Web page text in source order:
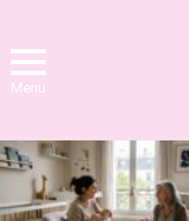
Menu
LATEST
STORIES